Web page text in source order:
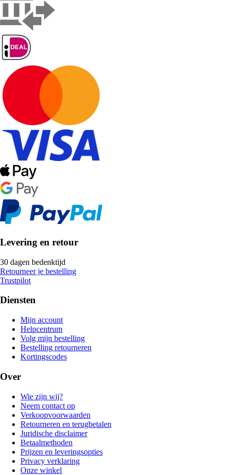
Levering en retour
30 dagen bedenktijd
Retourneer je bestelling
Trustpilot
Diensten
Mijn account
Helpcentrum
Volg mijn bestelling
Bestelling retourneren
Kortingscodes
Over
Wie zijn wij?
Neem contact op
Verkoopvoorwaarden
Retourneren en terugbetalen
Juridische disclaimer
Betaalmethoden
Prijzen en leveringsopties
Privacy verklaring
Onze winkel